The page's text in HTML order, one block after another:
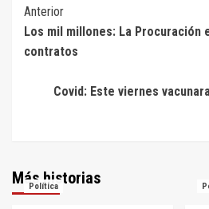
Navegación
de
Anterior
Los mil millones: La Procuración
contratos
Covid: Este viernes
Más historias
Política